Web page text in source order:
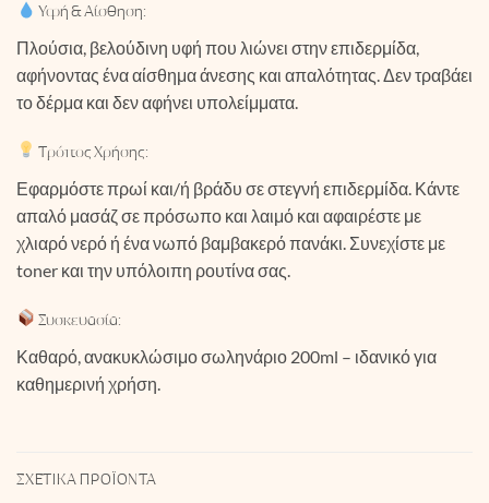
Υφή & Αίσθηση:
Πλούσια, βελούδινη υφή που λιώνει στην επιδερμίδα,
αφήνοντας ένα αίσθημα άνεσης και απαλότητας. Δεν τραβάει
το δέρμα και δεν αφήνει υπολείμματα.
Τρόπος Χρήσης:
Εφαρμόστε πρωί και/ή βράδυ σε στεγνή επιδερμίδα. Κάντε
απαλό μασάζ σε πρόσωπο και λαιμό και αφαιρέστε με
χλιαρό νερό ή ένα νωπό βαμβακερό πανάκι. Συνεχίστε με
toner και την υπόλοιπη ρουτίνα σας.
Συσκευασία:
Καθαρό, ανακυκλώσιμο σωληνάριο 200ml – ιδανικό για
καθημερινή χρήση.
ΣΧΕΤΙΚΆ ΠΡΟΪΌΝΤΑ